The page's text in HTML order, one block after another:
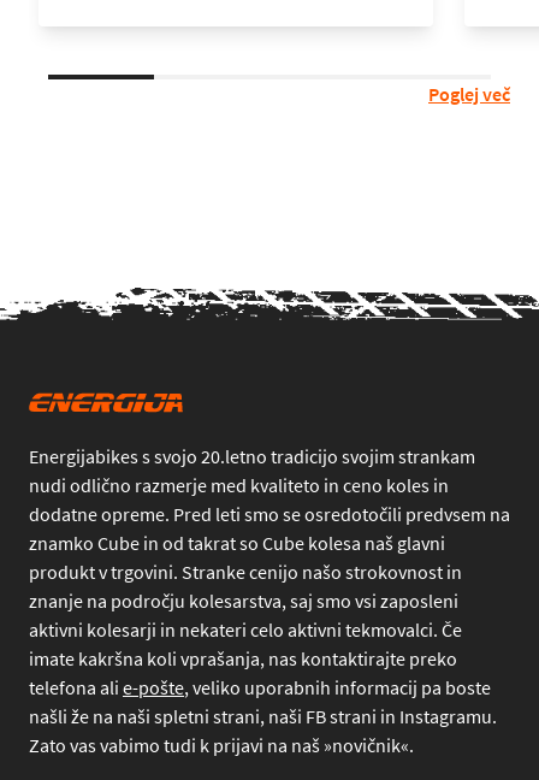
Poglej več
Energijabikes s svojo 20.letno tradicijo svojim strankam
nudi odlično razmerje med kvaliteto in ceno koles in
dodatne opreme. Pred leti smo se osredotočili predvsem na
znamko Cube in od takrat so Cube kolesa naš glavni
produkt v trgovini. Stranke cenijo našo strokovnost in
znanje na področju kolesarstva, saj smo vsi zaposleni
aktivni kolesarji in nekateri celo aktivni tekmovalci. Če
imate kakršna koli vprašanja, nas kontaktirajte preko
telefona ali e-pošte, veliko uporabnih informacij pa boste
našli že na naši spletni strani, naši FB strani in Instagramu.
Zato vas vabimo tudi k prijavi na naš »novičnik«.